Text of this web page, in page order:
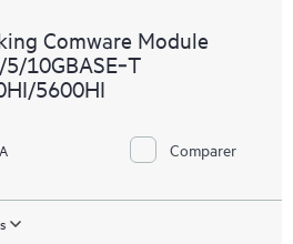
Comware Module
10GBASE‑T
5600HI
Comparer